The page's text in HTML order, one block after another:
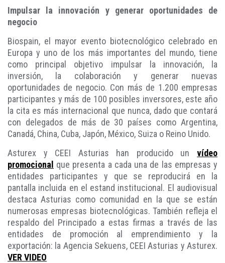
Impulsar la innovación y generar oportunidades de
negocio
Biospain, el mayor evento biotecnológico celebrado en
Europa y uno de los más importantes del mundo, tiene
como principal objetivo impulsar la innovación, la
inversión, la colaboración y generar nuevas
oportunidades de negocio. Con más de 1.200 empresas
participantes y más de 100 posibles inversores, este año
la cita es más internacional que nunca, dado que contará
con delegados de más de 30 países como Argentina,
Canadá, China, Cuba, Japón, México, Suiza o Reino Unido.
Asturex y CEEI Asturias han producido un vídeo
promocional que presenta a cada una de las empresas y
entidades participantes y que se reproducirá en la
pantalla incluida en el estand institucional. El audiovisual
destaca Asturias como comunidad en la que se están
numerosas empresas biotecnológicas. También refleja el
respaldo del Principado a estas firmas a través de las
entidades de promoción al emprendimiento y la
exportación: la Agencia Sekuens, CEEI Asturias y Asturex.
VER VIDEO